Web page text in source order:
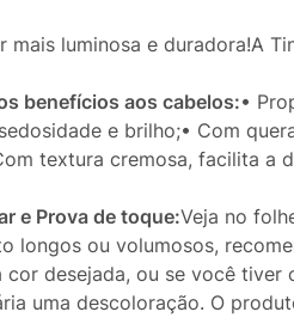
mais luminosa e duradora!A
benefícios aos cabelos:•
e brilho;• Com
textura cremosa, facilita a
e Prova de toque:Veja no
longos ou volumosos,
cor desejada, ou se você
uma descoloração. O